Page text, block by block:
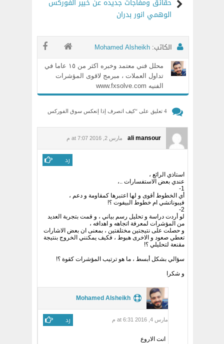
حقائق ومفاجات جديده عن خبير الفوركس
الوهمي انور بدران
الكاتب: Mohamed Alsheikh
محلل فني معتمد وخبره اكثر من ١٥ عاما في
تداول العملات ، مبرمج لاقوى المؤشرات
الفنيه www.fxsolve.com
4 تعليق على “ كيف اتصرف إذا إنعكس سوق الفوركس
وكسر حاجز 100 % فيبوناتشي
ali mansour مارس 2, 2016 at 7:07 م
رد
استاذي الرائع ،
عندي بعض الاستفسارات ..،
1-
أي الخطوط أقوى و لها اعتبرها كمقاومة و دعم ،
فيبوناتشي ام خطوط البيفوت ؟!
2-
لو أردت دراسة و تحليل رسم بياني ، و قمت بتجربة العديد
من المؤشرات لمعرفة اتجاهه و اهدافه ،
و حصلت على نتيجتين مختلفتين ، بمعنى ان بعض الاشارات
تعطي صعود و الاخرى هبوط ، فكيف يمكنني الخروج بنتيجة
مقنعة لتحليلي ؟!
سؤالي بشكل أبسط ، ما هو ترتيب المؤشرات كقوة ؟!
و شكرا
Mohamed Alsheikh
مارس 4, 2016 at 6:31 م رد
انت الاروع